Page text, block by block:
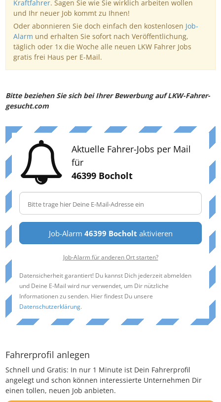
Kraftfahrer. Sagen Sie wie Sie wirklich arbeiten wollen
und Ihr neuer Job kommt zu Ihnen!
Oder abonnieren Sie doch einfach den kostenlosen Job-
Alarm und erhalten Sie sofort nach Veröffentlichung,
täglich oder 1x die Woche alle neuen LKW Fahrer Jobs
gratis frei Haus per E-Mail.
Bitte beziehen Sie sich bei Ihrer Bewerbung auf LKW-Fahrer-
gesucht.com
Aktuelle Fahrer-Jobs per Mail
für
46399 Bocholt
Job-Alarm 46399 Bocholt aktivieren
Job-Alarm für anderen Ort starten?
Datensicherheit garantiert! Du kannst Dich jederzeit abmelden
und Deine E-Mail wird nur verwendet, um Dir nützliche
Informationen zu senden. Hier findest Du unsere
Datenschutzerklärung.
Fahrerprofil anlegen
Schnell und Gratis: In nur 1 Minute ist Dein Fahrerprofil
angelegt und schon können interessierte Unternehmen Dir
einen tollen, neuen Job anbieten.